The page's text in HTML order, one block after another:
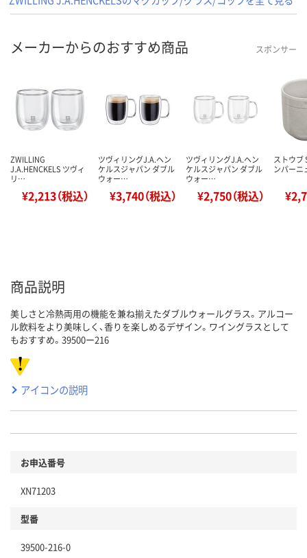
メーカーからのおすすめ商品 スポンサー
ZWILLING
J.A.HENCKELS ツヴィ
リ…
¥2,213（税込）
ツヴィリングJ.A.ヘン
ケルスジャパン ダブル
ウォー…
¥3,740（税込）
ツヴィリングJ.A.ヘン
ケルスジャパン ダブル
ウォー…
¥2,750（税込）
ストウブ
ンパー
商品説明
美しさと冷熱両用の機能を兼ね揃えたダブルウォールグラス。アルコー
ル飲料をより美味しく、香りを楽しめるデザイン。ワイングラスとして
もおすすめ。39500ー216
アイコンの説明
お申込番号
XN71203
型番
39500-216-0